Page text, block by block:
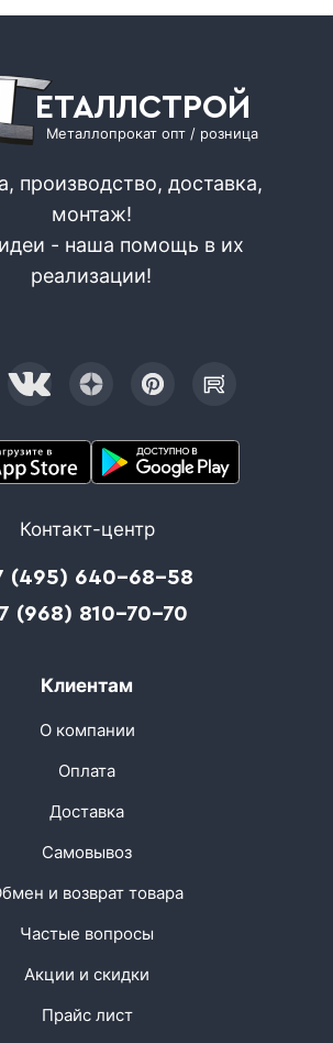
ЕТАЛЛСТРОЙ
Металлопрокат опт / розница
производство, доставка,
монтаж!
- наша помощь в их
реализации!
Контакт-центр
(495) 640-68-58
(968) 810-70-70
Клиентам
О компании
Оплата
Доставка
Самовывоз
и возврат товара
Частые вопросы
Акции и скидки
Прайс лист